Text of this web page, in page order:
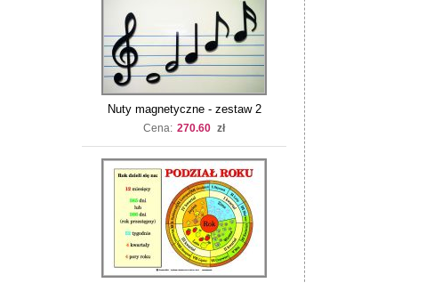
Nuty magnetyczne - zestaw 2
Cena: 270.60 zł